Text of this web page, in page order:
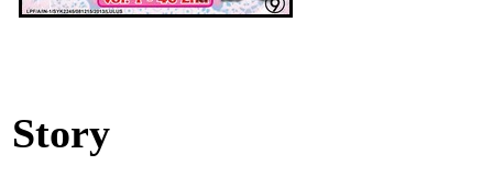
Story